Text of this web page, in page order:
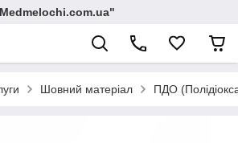
Шовний матеріал ПДО